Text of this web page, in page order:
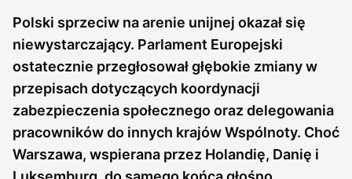
Polski sprzeciw na arenie unijnej okazał się
niewystarczający. Parlament Europejski
ostatecznie przegłosował głębokie zmiany w
przepisach dotyczących koordynacji
zabezpieczenia społecznego oraz delegowania
pracowników do innych krajów Wspólnoty. Choć
Warszawa, wspierana przez Holandię, Danię i